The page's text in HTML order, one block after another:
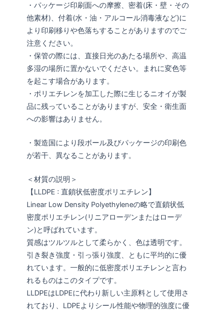
・パッケージ印刷面への摩擦、密着(床・壁・その
他素材)、付着(水・油・アルコール消毒液など)に
より印刷移りや色落ちすることがありますのでご
注意ください。
・保管の際には、直接日光のあたる場所や、高温
多湿の場所に置かないでください。まれに変色等
を起こす場合があります。
・ポリエチレンを加工した際に生じるニオイが製
品に残っていることがありますが、安全・衛生面
への影響はありません。
・製造国により段ボール及びパッケージの印刷色
が若干、異なることがあります。
＜材質の説明＞
【LLDPE : 直鎖状低密度ポリエチレン】
Linear Low Density Polyethyleneの略で直鎖状低
密度ポリエチレン(リニアローデンまたはローデ
ン)と呼ばれています。
質感はツルツルとして柔らかく、色は透明です。
引き裂き強度・引っ張り強度、ともに平均的に優
れています。一般的に低密度ポリエチレンと言わ
れるものはこのタイプです。
LLDPEはLDPEに代わり新しい主原料として使用さ
れており、LDPEよりシール性能や物理的強度に優